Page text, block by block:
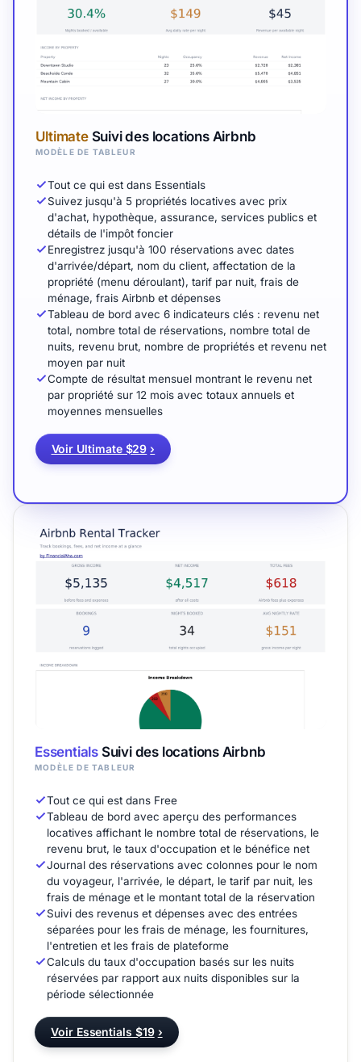
EssentialsSuivi des locations Airbnb
MODÈLE DE TABLEUR
Tout ce qui est dans Free
Tableau de bord avec aperçu des performances
locatives affichant le nombre total de réservations, le
revenu brut, le taux d'occupation et le bénéfice net
Journal des réservations avec colonnes pour le nom
du voyageur, l'arrivée, le départ, le tarif par nuit, les
frais de ménage et le montant total de la réservation
Suivi des revenus et dépenses avec des entrées
séparées pour les frais de ménage, les fournitures,
l'entretien et les frais de plateforme
Calculs du taux d'occupation basés sur les nuits
réservées par rapport aux nuits disponibles sur la
période sélectionnée
Voir Essentials $19 ›
UltimateSuivi des locations Airbnb
MODÈLE DE TABLEUR
Tout ce qui est dans Essentials
Suivez jusqu'à 5 propriétés locatives avec prix
d'achat, hypothèque, assurance, services publics et
détails de l'impôt foncier
Enregistrez jusqu'à 100 réservations avec dates
d'arrivée/départ, nom du client, affectation de la
propriété (menu déroulant), tarif par nuit, frais de
ménage, frais Airbnb et dépenses
Tableau de bord avec 6 indicateurs clés : revenu net
total, nombre total de réservations, nombre total de
nuits, revenu brut, nombre de propriétés et revenu net
moyen par nuit
Compte de résultat mensuel montrant le revenu net
par propriété sur 12 mois avec totaux annuels et
moyennes mensuelles
Voir Ultimate $29 ›